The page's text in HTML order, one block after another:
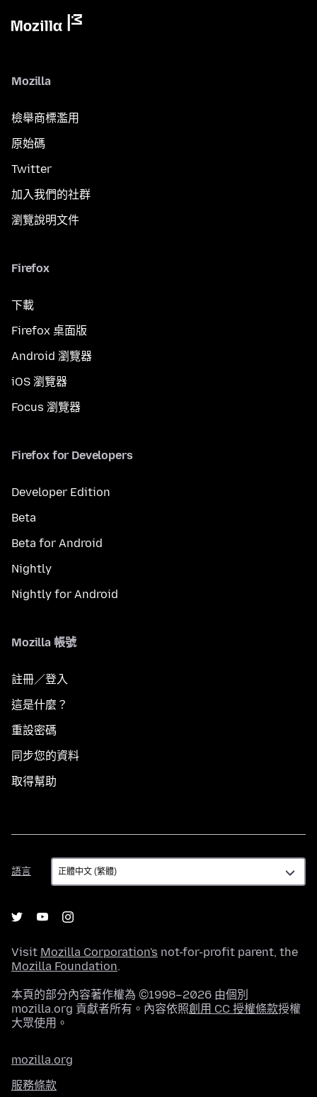
Mozilla
檢舉商標濫用
原始碼
Twitter
加入我們的社群
瀏覽說明文件
Firefox
下載
Firefox 桌面版
Android 瀏覽器
iOS 瀏覽器
Focus 瀏覽器
Firefox for Developers
Developer Edition
Beta
Beta for Android
Nightly
Nightly for Android
Mozilla 帳號
註冊／登入
這是什麼？
重設密碼
同步您的資料
取得幫助
語言
語
言
Visit Mozilla Corporation's not-for-profit parent, the
Mozilla Foundation.
本頁的部分內容著作權為 ©1998–2026 由個別
mozilla.org 貢獻者所有。內容依照創用 CC 授權條款授權
大眾使用。
mozilla.org
服務條款